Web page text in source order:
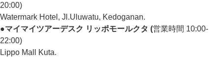
20:00)
Watermark Hotel, Jl.Uluwatu, Kedoganan.
●マイマイツアーデスク リッポモールクタ (営業時間 10:00-
22:00)
Lippo Mall Kuta.